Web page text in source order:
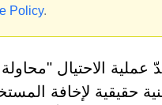
Policy.
عملية الاحتيال
حقيقية لإخافة